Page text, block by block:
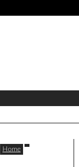
Home